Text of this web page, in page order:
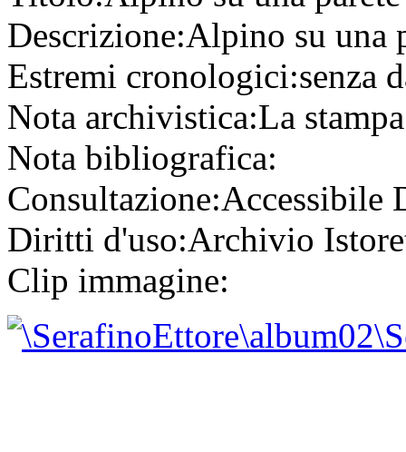
Descrizione:Alpino su una
Estremi cronologici:senza
Nota archivistica:La
Nota bibliografica:
Consultazione:Accessibile
Diritti d'uso:Archivio
Clip immagine: